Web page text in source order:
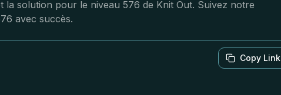
la solution pour le niveau 576 de Knit Out. Suivez notre
avec succès.
Copy Link